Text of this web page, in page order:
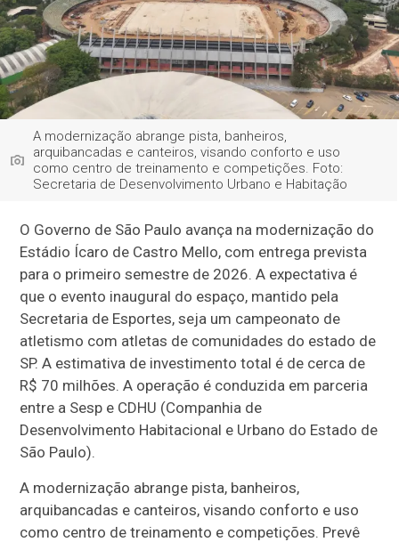
A modernização abrange pista, banheiros,
arquibancadas e canteiros, visando conforto e uso
como centro de treinamento e competições. Foto:
Secretaria de Desenvolvimento Urbano e Habitação
O Governo de São Paulo avança na modernização do
Estádio Ícaro de Castro Mello, com entrega prevista
para o primeiro semestre de 2026. A expectativa é
que o evento inaugural do espaço, mantido pela
Secretaria de Esportes, seja um campeonato de
atletismo com atletas de comunidades do estado de
SP. A estimativa de investimento total é de cerca de
R$ 70 milhões. A operação é conduzida em parceria
entre a Sesp e CDHU (Companhia de
Desenvolvimento Habitacional e Urbano do Estado de
São Paulo).
A modernização abrange pista, banheiros,
arquibancadas e canteiros, visando conforto e uso
como centro de treinamento e competições. Prevê